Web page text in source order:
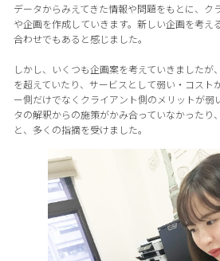
データからみえてきた情報や問題をもとに、ク
や企画を作成していきます。新しい企画を考え
合わせでもあると感じました。
しかし、いくつも企画案を考えていきましたが
を超えていたり、サービスとして弱い・コスト
ー側だけでなくクライアント側のメリットが弱
タの解釈からの施策がかみ合っていなかったり
と、多くの指摘を受けました。